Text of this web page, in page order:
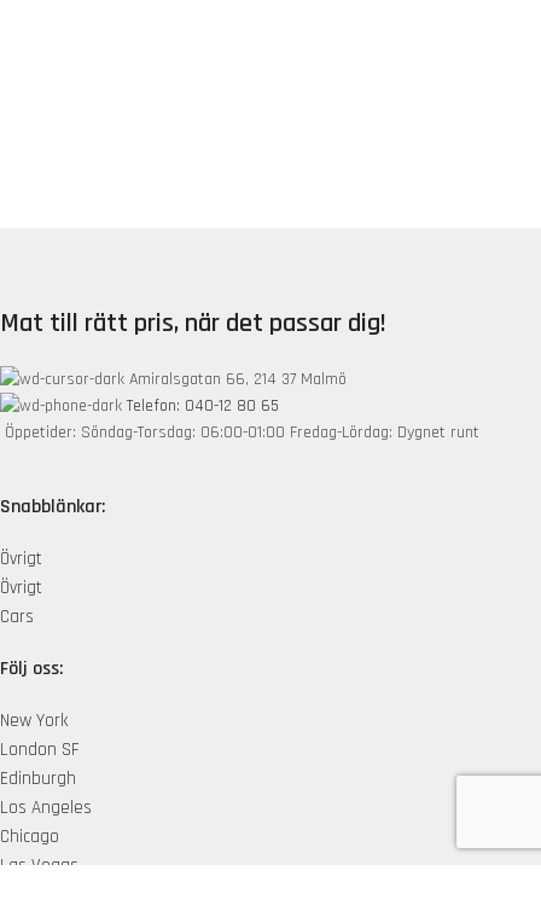
Mat till rätt pris, när det passar dig!
Amiralsgatan 66, 214 37 Malmö
Telefon: 040-12 80 65
Öppetider: Söndag-Torsdag: 06:00-01:00 Fredag-Lördag: Dygnet runt
Snabblänkar:
Övrigt
Övrigt
Cars
Följ oss:
New York
London SF
Edinburgh
Los Angeles
Chicago
Las Vegas